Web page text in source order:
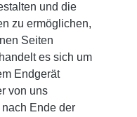
und die
zu ermöglichen,
Seiten
es sich um
Endgerät
von uns
Ende der